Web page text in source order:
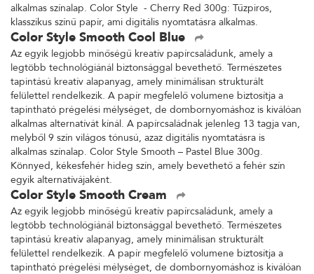
alkalmas színalap. Color Style - Cherry Red 300g: Tűzpiros,
klasszikus színű papír, ami digitális nyomtatásra alkalmas.
Color Style Smooth Cool Blue
Az egyik legjobb minőségű kreatív papírcsaládunk, amely a
legtöbb technológiánál biztonsággal bevethető. Természetes
tapintású kreatív alapanyag, amely minimálisan strukturált
felülettel rendelkezik. A papír megfelelő volumene biztosítja a
tapintható prégelési mélységet, de dombornyomáshoz is kiválóan
alkalmas alternatívát kínál. A papírcsaládnak jelenleg 13 tagja van,
melyből 9 szín világos tónusú, azaz digitális nyomtatásra is
alkalmas színalap. Color Style Smooth – Pastel Blue 300g.
Könnyed, kékesfehér hideg szín, amely bevethető a fehér szín
egyik alternatívájaként.
Color Style Smooth Cream
Az egyik legjobb minőségű kreatív papírcsaládunk, amely a
legtöbb technológiánál biztonsággal bevethető. Természetes
tapintású kreatív alapanyag, amely minimálisan strukturált
felülettel rendelkezik. A papír megfelelő volumene biztosítja a
tapintható prégelési mélységet, de dombornyomáshoz is kiválóan